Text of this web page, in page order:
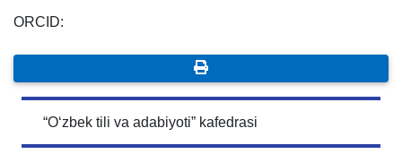
ORCID:
“O‘zbek tili va adabiyoti” kafedrasi